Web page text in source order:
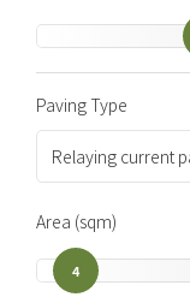
Paving Type
Relaying current
Area (sqm)
4